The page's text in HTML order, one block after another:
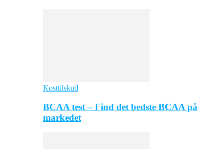
Kosttilskud
BCAA test – Find det bedste BCAA på
markedet